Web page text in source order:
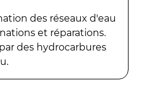
des réseaux d'eau
et réparations.
des hydrocarbures